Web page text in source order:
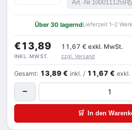
Art.-Nr. 1000111259
Über 30 lagerndLieferzeit 1–2
€13,89 11,67 € exkl. MwSt.
INKL. MWST. zzgl. Versand
Gesamt: 13,89 € inkl. / 11,67 € exkl.
−
🛒 In den